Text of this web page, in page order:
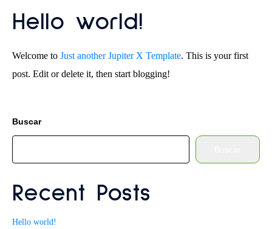
Hello world!
Welcome to Just another Jupiter X Template. This is your first
post. Edit or delete it, then start blogging!
Buscar
Recent Posts
Hello world!